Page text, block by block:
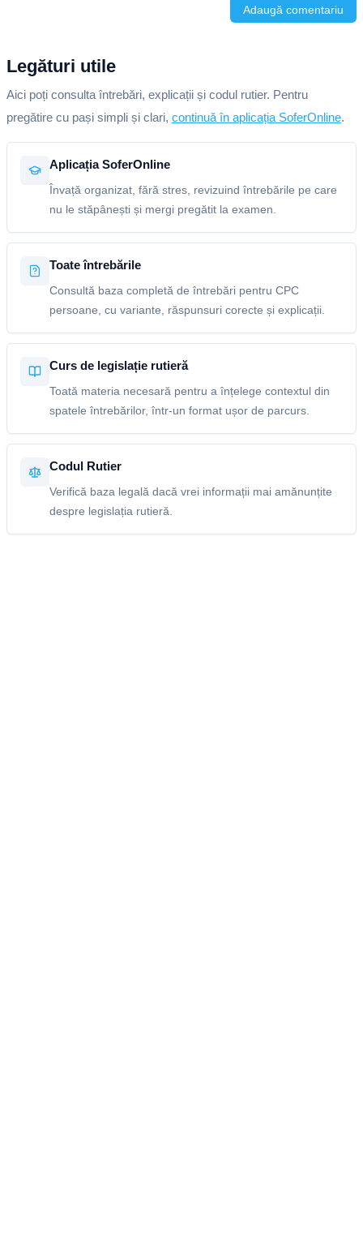
Adaugă comentariu
Legături utile
Aici poți consulta întrebări, explicații și codul rutier. Pentru
pregătire cu pași simpli și clari, continuă în aplicația SoferOnline.
Aplicația SoferOnline
Învață organizat, fără stres, revizuind întrebările pe care
nu le stăpânești și mergi pregătit la examen.
Toate întrebările
Consultă baza completă de întrebări pentru CPC
persoane, cu variante, răspunsuri corecte și explicații.
Curs de legislație rutieră
Toată materia necesară pentru a înțelege contextul din
spatele întrebărilor, într-un format ușor de parcurs.
Codul Rutier
Verifică baza legală dacă vrei informații mai amănunțite
despre legislația rutieră.